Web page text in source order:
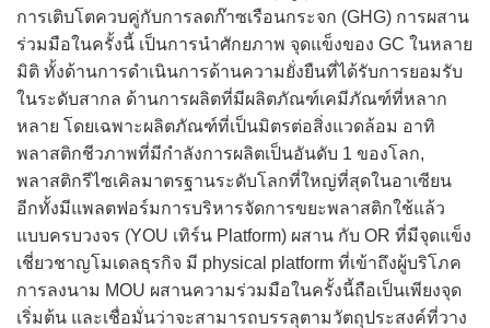
การเติบโตควบคู่กับการลดก๊าซเรือนกระจก (GHG) การผสาน
ร่วมมือในครั้งนี้ เป็นการนำศักยภาพ จุดแข็งของ GC ในหลาย
มิติ ทั้งด้านการดำเนินการด้านความยั่งยืนที่ได้รับการยอมรับ
ในระดับสากล ด้านการผลิตที่มีผลิตภัณฑ์เคมีภัณฑ์ที่หลาก
หลาย โดยเฉพาะผลิตภัณฑ์ที่เป็นมิตรต่อสิ่งแวดล้อม อาทิ
พลาสติกชีวภาพที่มีกำลังการผลิตเป็นอันดับ 1 ของโลก,
พลาสติกรีไซเคิลมาตรฐานระดับโลกที่ใหญ่ที่สุดในอาเซียน
อีกทั้งมีแพลตฟอร์มการบริหารจัดการขยะพลาสติกใช้แล้ว
แบบครบวงจร (YOU เทิร์น Platform) ผสาน กับ OR ที่มีจุดแข็ง
เชี่ยวชาญโมเดลธุรกิจ มี physical platform ที่เข้าถึงผู้บริโภค
การลงนาม MOU ผสานความร่วมมือในครั้งนี้ถือเป็นเพียงจุด
เริ่มต้น และเชื่อมั่นว่าจะสามารถบรรลุตามวัตถุประสงค์ที่วาง